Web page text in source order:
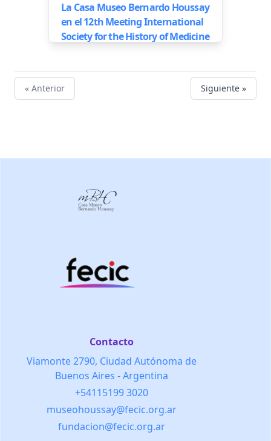
La Casa Museo Bernardo Houssay
en el 12th Meeting International
Society for the History of Medicine
« Anterior Siguiente »
Contacto
Viamonte 2790, Ciudad Autónoma de
Buenos Aires - Argentina
+54115199 3020
museohoussay@fecic.org.ar
fundacion@fecic.org.ar